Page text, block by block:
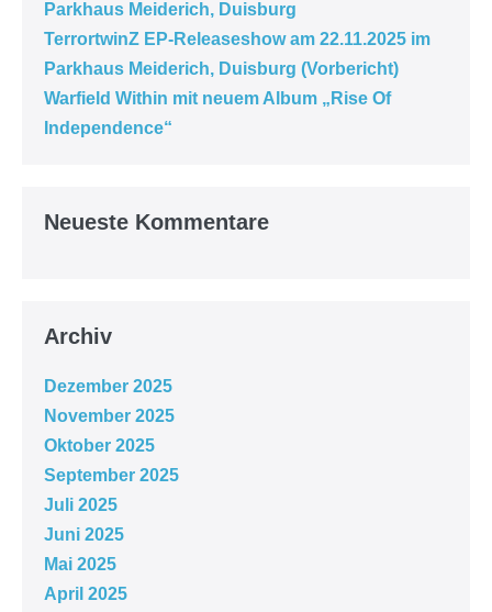
Parkhaus Meiderich, Duisburg
TerrortwinZ EP-Releaseshow am 22.11.2025 im
Parkhaus Meiderich, Duisburg (Vorbericht)
Warfield Within mit neuem Album „Rise Of
Independence“
Neueste Kommentare
Archiv
Dezember 2025
November 2025
Oktober 2025
September 2025
Juli 2025
Juni 2025
Mai 2025
April 2025